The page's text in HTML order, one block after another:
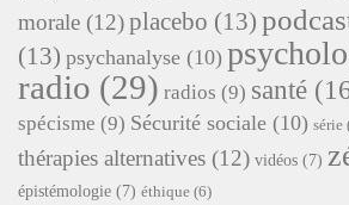
morale (12)placebo (13)
(13) psychanalyse (10)
radio (29) radios (9) santé
spécisme (9) Sécurité sociale (10) série
thérapies alternatives (12) vidéos (7)
épistémologie (7) éthique (6)